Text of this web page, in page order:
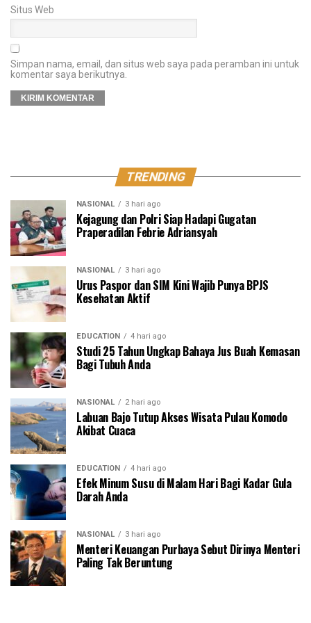
Situs Web
Simpan nama, email, dan situs web saya pada peramban ini untuk
komentar saya berikutnya.
TRENDING
NASIONAL 3 hari ago
Kejagung dan Polri Siap Hadapi Gugatan
Praperadilan Febrie Adriansyah
NASIONAL 3 hari ago
Urus Paspor dan SIM Kini Wajib Punya BPJS
Kesehatan Aktif
EDUCATION 4 hari ago
Studi 25 Tahun Ungkap Bahaya Jus Buah Kemasan
Bagi Tubuh Anda
NASIONAL 2 hari ago
Labuan Bajo Tutup Akses Wisata Pulau Komodo
Akibat Cuaca
EDUCATION 4 hari ago
Efek Minum Susu di Malam Hari Bagi Kadar Gula
Darah Anda
NASIONAL 3 hari ago
Menteri Keuangan Purbaya Sebut Dirinya Menteri
Paling Tak Beruntung